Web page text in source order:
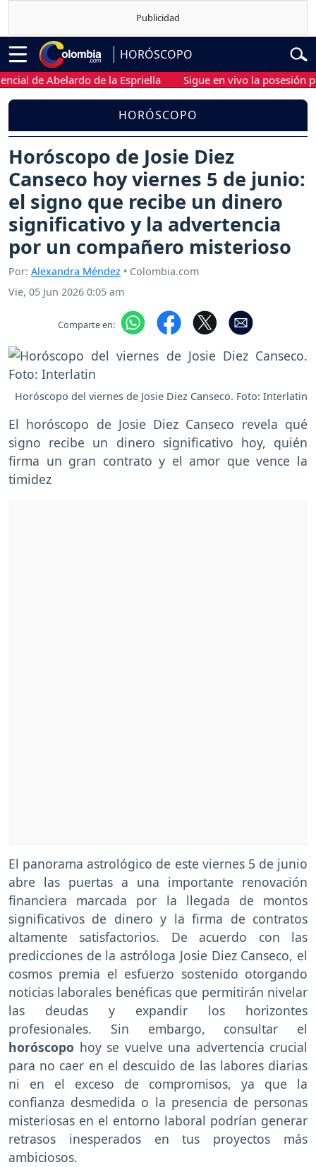
HORÓSCOPO
Abelardo de la Espriella Sigue en vivo la posesión
HORÓSCOPO
Horóscopo de Josie Diez
Canseco hoy viernes 5 de junio:
el signo que recibe un dinero
significativo y la advertencia
por un compañero misterioso
Por: Alexandra Méndez • Colombia.com
Vie, 05 Jun 2026 0:05 am
Comparte en:
Horóscopo del viernes de Josie Diez Canseco. Foto: Interlatin
El horóscopo de Josie Diez Canseco revela qué
signo recibe un dinero significativo hoy, quién
firma un gran contrato y el amor que vence la
timidez
El panorama astrológico de este viernes 5 de junio
abre las puertas a una importante renovación
financiera marcada por la llegada de montos
significativos de dinero y la firma de contratos
altamente satisfactorios. De acuerdo con las
predicciones de la astróloga Josie Diez Canseco, el
cosmos premia el esfuerzo sostenido otorgando
noticias laborales benéficas que permitirán nivelar
las deudas y expandir los horizontes
profesionales. Sin embargo, consultar el
horóscopo hoy se vuelve una advertencia crucial
para no caer en el descuido de las labores diarias
ni en el exceso de compromisos, ya que la
confianza desmedida o la presencia de personas
misteriosas en el entorno laboral podrían generar
retrasos inesperados en tus proyectos más
ambiciosos.